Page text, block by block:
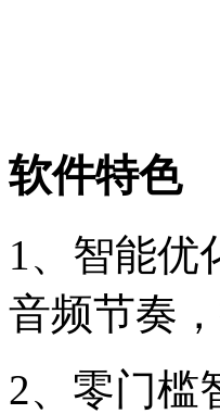
软件特色
1、智能优
音频节奏
2、零门槛